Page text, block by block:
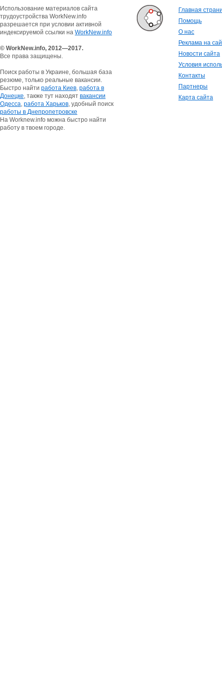
Использование материалов сайта
трудоустройства WorkNew.info
разрешается при условии активной
индексируемой ссылки на WorkNew.info
© WorkNew.info, 2012—2017.
Все права защищены.
Поиск работы в Украине, большая база
резюме, только реальные вакансии.
Быстро найти работа Киев, работа в
Донецке, также тут находят вакансии
Одесса, работа Харьков, удобный поиск
работы в Днепропетровске
На Worknew.info можна быстро найти
работу в твоем городе.
Главная
Помощь
О нас
Реклама на
Новости сайта
Условия
Контакты
Партнеры
Карта сайта